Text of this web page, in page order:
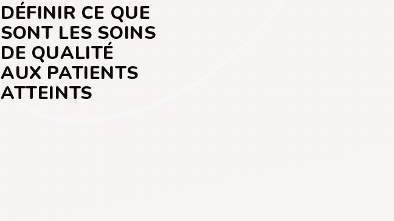
DÉFINIR CE QUE
SONT LES SOINS
DE QUALITÉ
AUX PATIENTS
ATTEINTS